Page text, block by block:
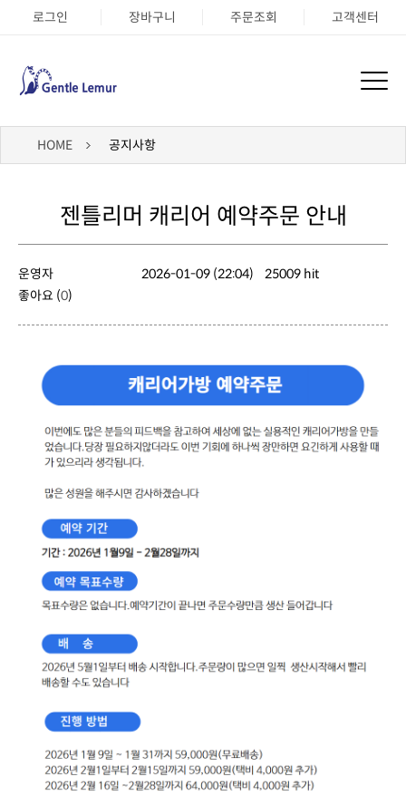
로그인 장바구니 주문조회 고객센터
HOME 공지사항
젠틀리머 캐리어 예약주문 안내
운영자 2026-01-09 (22:04)
25009 hit
좋아요 (0)